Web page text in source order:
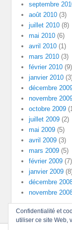
septembre
août 2010 (3)
juillet 2010 (8)
mai 2010 (6)
avril 2010 (1)
mars 2010 (3)
février 2010 (9)
janvier 2010
décembre
novembre
octobre 2009
juillet 2009 (2)
mai 2009 (5)
avril 2009 (3)
mars 2009 (5)
février 2009 (7)
janvier 2009
décembre
novembre
Confidentialité et
utiliser ce site Web,